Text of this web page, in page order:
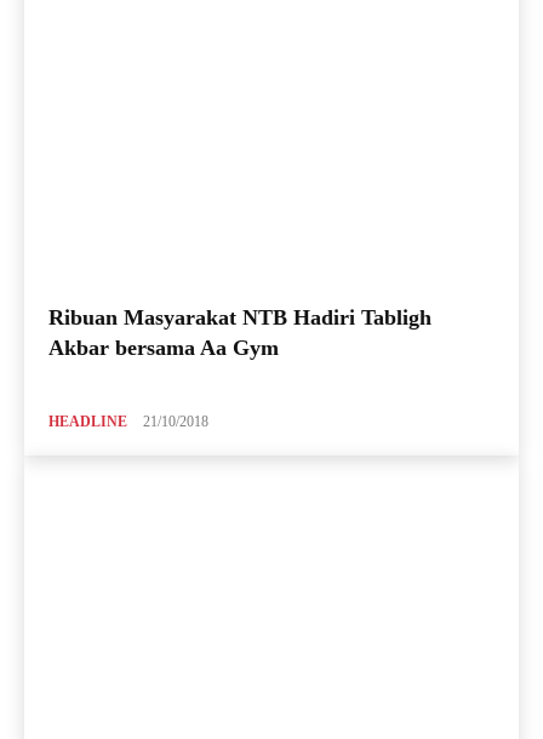
Ribuan Masyarakat NTB Hadiri Tabligh
Akbar bersama Aa Gym
HEADLINE 21/10/2018